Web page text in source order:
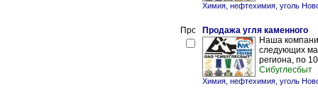
Химия, нефтехимия, уголь
Продажа угля каменного
Наша
следующих
региона, по
Сибуглесбыт
Химия, нефтехимия, уголь